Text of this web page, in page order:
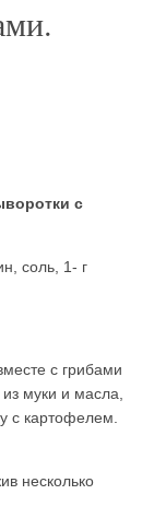
с
соль, 1- г
с грибами
муки и масла,
с картофелем.
несколько